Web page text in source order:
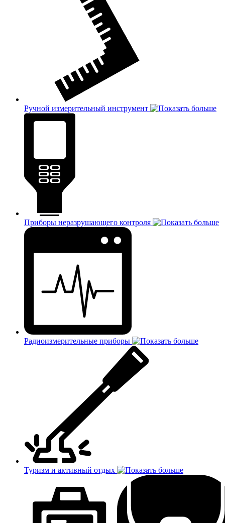
Ручной измерительный инструмент
Приборы неразрушающего контроля
Радиоизмерительные приборы
Туризм и активный отдых